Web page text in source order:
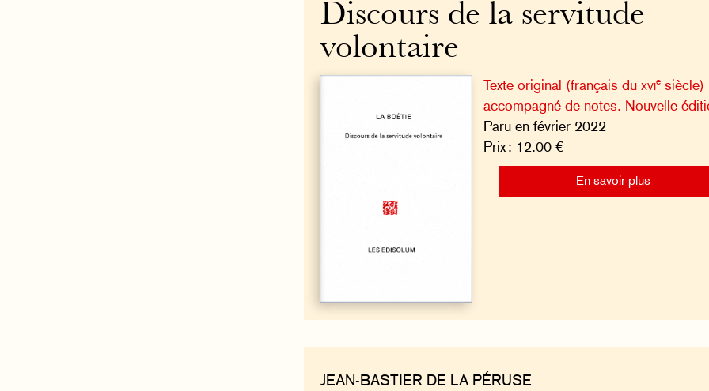
Discours de la servitude
volontaire
Texte original (français du xviesiècle)
accompagné de notes. Nouvelle
Paru en février 2022
Prix : 12.00 €
En savoir plus
JEAN-BASTIER DE LA PÉRUSE